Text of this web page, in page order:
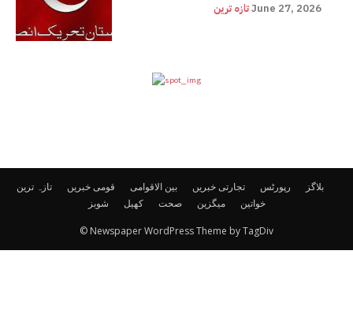
تازہ ترینJune 27, 2026
تازہ ترین قومی خبریں بین الاقوامی تجارتی خبریں رپورٹس
بلاگز
شوبز
کھیل صحت میگزین خواتین
© Newspaper WordPress Theme by TagDiv